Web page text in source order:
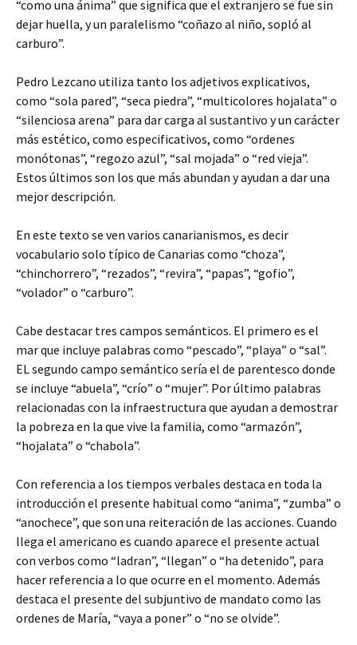
“como una ánima” que significa que el extranjero se fue sin
dejar huella, y un paralelismo “coñazo al niño, sopló al
carburo”.
Pedro Lezcano utiliza tanto los adjetivos explicativos,
como “sola pared”, “seca piedra”, “multicolores hojalata” o
“silenciosa arena” para dar carga al sustantivo y un carácter
más estético, como especificativos, como “ordenes
monótonas”, “regozo azul”, “sal mojada” o “red vieja”.
Estos últimos son los que más abundan y ayudan a dar una
mejor descripción.
En este texto se ven varios canarianismos, es decir
vocabulario solo típico de Canarias como “choza”,
“chinchorrero”, “rezados”, “revira”, “papas”, “gofio”,
“volador” o “carburo”.
Cabe destacar tres campos semánticos. El primero es el
mar que incluye palabras como “pescado”, “playa” o “sal”.
EL segundo campo semántico sería el de parentesco donde
se incluye “abuela”, “crío” o “mujer”. Por último palabras
relacionadas con la infraestructura que ayudan a demostrar
la pobreza en la que vive la familia, como “armazón”,
“hojalata” o “chabola”.
Con referencia a los tiempos verbales destaca en toda la
introducción el presente habitual como “anima”, “zumba” o
“anochece”, que son una reiteración de las acciones. Cuando
llega el americano es cuando aparece el presente actual
con verbos como “ladran”, “llegan” o “ha detenido”, para
hacer referencia a lo que ocurre en el momento. Además
destaca el presente del subjuntivo de mandato como las
ordenes de María, “vaya a poner” o “no se olvide”.